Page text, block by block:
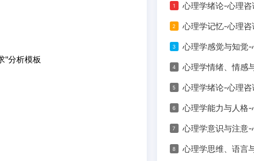
"分析模板
加当期考试的“生死线”
1 心理学绪论-心理
2 心理学记忆-心理
3
4
5 心理学绪论-心理
6
7
8